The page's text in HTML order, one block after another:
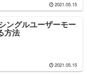
2021.05.15
ングルユーザーモー
方法
2021.05.15